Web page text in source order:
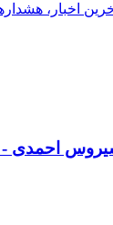
سیروس احمدی